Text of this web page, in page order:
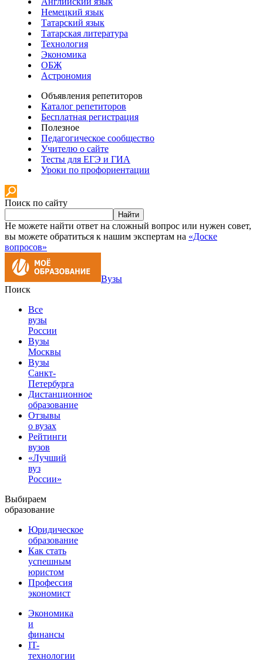
Немецкий язык
Татарский язык
Татарская литература
Технология
Экономика
ОБЖ
Астрономия
Объявления репетиторов
Каталог репетиторов
Бесплатная регистрация
Полезное
Педагогическое сообщество
Учителю о сайте
Тесты для ЕГЭ и ГИА
Уроки по профориентации
Поиск по сайту
Найти
Не можете найти ответ на сложный вопрос или нужен совет,
вы можете обратиться к нашим экспертам на «Доске
вопросов»
Вузы
Поиск
Все
вузы
России
Вузы
Москвы
Вузы
Санкт-
Петербурга
Дистанционное
образование
Отзывы
о вузах
Рейтинги
вузов
«Лучший
вуз
России»
Выбираем
образование
Юридическое
образование
Как стать
успешным
юристом
Профессия
экономист
Экономика
и
финансы
IT-
технологии